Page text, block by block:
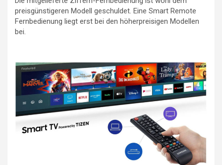
preisgünstigeren Modell geschuldet. Eine Smart Remote
Fernbedienung liegt erst bei den höherpreisigen Modellen
bei.